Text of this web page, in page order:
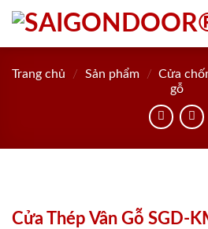
Skip
content
Trang chủ / Sản phẩm / Cửa
gỗ
Cửa Thép Vân Gỗ SGD-